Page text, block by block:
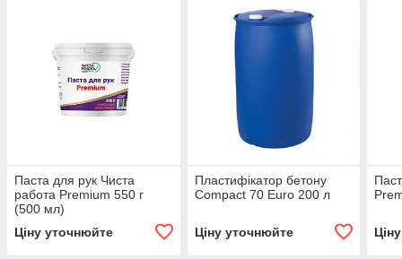
Паста для рук Чиста
работа Premium 550 г
(500 мл)
Ціну уточнюйте
Пластифікатор бетону
Compact 70 Euro 200 л
Ціну уточнюйте